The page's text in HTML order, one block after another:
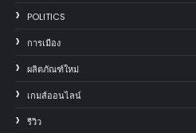
POLITICS
การเมือง
ผลิตภัณฑ์ใหม่
เกมส์ออนไลน์
รีวิว